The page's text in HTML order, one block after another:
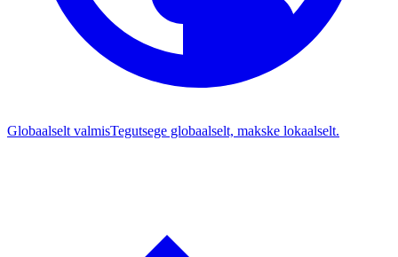
Globaalselt valmisTegutsege globaalselt, makske lokaalselt.